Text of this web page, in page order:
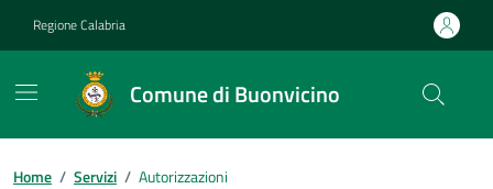
Regione Calabria
Comune di Buonvicino
Home / Servizi / Autorizzazioni